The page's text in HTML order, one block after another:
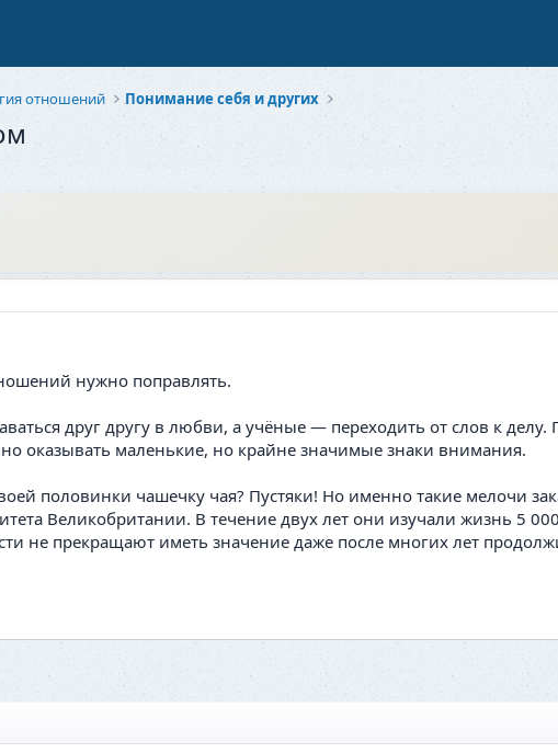
отношений Понимание себя и других
нужно поправлять.
друг другу в любви, а учёные — переходить от слов к делу.
оказывать маленькие, но крайне значимые знаки внимания.
половинки чашечку чая? Пустяки! Но именно такие мелочи
Великобритании. В течение двух лет они изучали жизнь 5
не прекращают иметь значение даже после многих лет